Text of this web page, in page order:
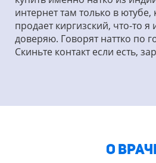
интернет там только в ютубе,
продает киргизский, что-то
доверяю. Говорят наттко по
Скиньте контакт если есть,
О